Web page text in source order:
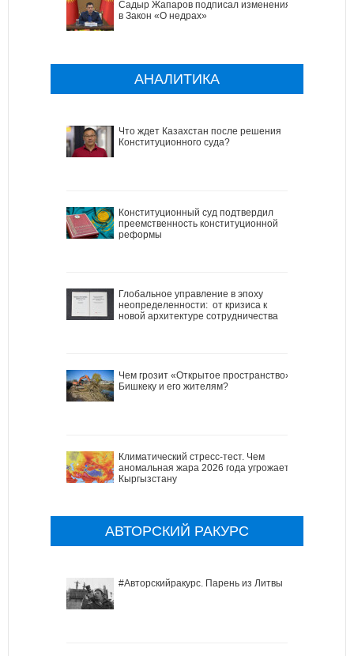
Садыр Жапаров подписал изменения
в Закон «О недрах»
АНАЛИТИКА
Что ждет Казахстан после решения
Конституционного суда?
Конституционный суд подтвердил
преемственность конституционной
реформы
Глобальное управление в эпоху
неопределенности: от кризиса к
новой архитектуре сотрудничества
Чем грозит «Открытое пространство»
Бишкеку и его жителям?
Климатический стресс-тест. Чем
аномальная жара 2026 года угрожает
Кыргызстану
АВТОРСКИЙ РАКУРС
#Авторскийракурс. Парень из Литвы